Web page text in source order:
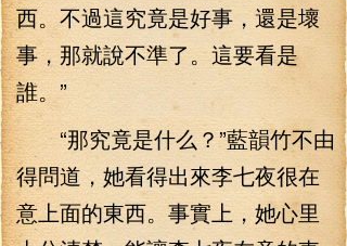
西。不過這究竟是好事，還是壞
事，那就說不準了。這要看是
誰。”
“那究竟是什么？”藍韻竹不由
得問道，她看得出來李七夜很在
意上面的東西。事實上，她心里